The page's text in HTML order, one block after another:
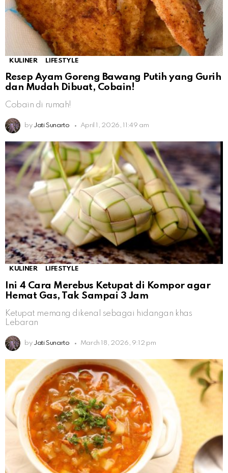
KULINER LIFESTYLE
Resep Ayam Goreng Bawang Putih yang Gurih
dan Mudah Dibuat, Cobain!
Cobain di rumah!
by Jati Sunarto April 1, 2026, 11:49 am
KULINER LIFESTYLE
Ini 4 Cara Merebus Ketupat di Kompor agar
Hemat Gas, Tak Sampai 3 Jam
Ketupat memang dikenal sebagai hidangan khas
Lebaran
by Jati Sunarto March 18, 2026, 9:12 pm